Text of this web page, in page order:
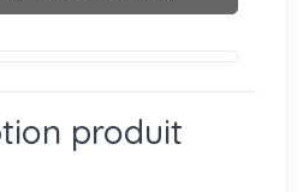
produit